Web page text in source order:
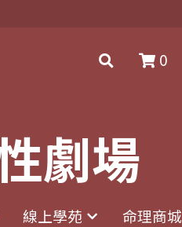
劇場
線上學苑 命理商城
0
劇場
線上學苑 命理商城
0